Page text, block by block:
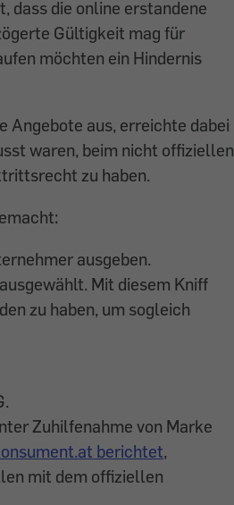
dass die online erstandene
Gültigkeit mag für
möchten ein Hindernis
Angebote aus, erreichte dabei
waren, beim nicht offiziellen
zu haben.
ausgeben.
Mit diesem Kniff
zu haben, um sogleich
Zuhilfenahme von Marke
berichtet,
mit dem offiziellen